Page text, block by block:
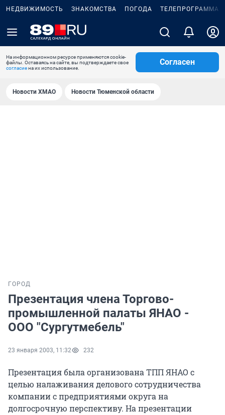
НЕДВИЖИМОСТЬ ЗНАКОМСТВА ПОГОДА ТЕЛЕПРОГРАММА
На информационном ресурсе применяются cookie-
файлы. Оставаясь на сайте, вы подтверждаете свое
согласиена их использование.
Согласен
Новости ХМАО Новости Тюменской области
ГОРОД
Презентация члена Торгово-
промышленной палаты ЯНАО -
ООО "Сургутмебель"
23 января 2003, 11:32 232
Презентация была организована ТПП ЯНАО с
целью налаживания делового сотрудничества
компании с предприятиями округа на
долгосрочную перспективу. На презентации